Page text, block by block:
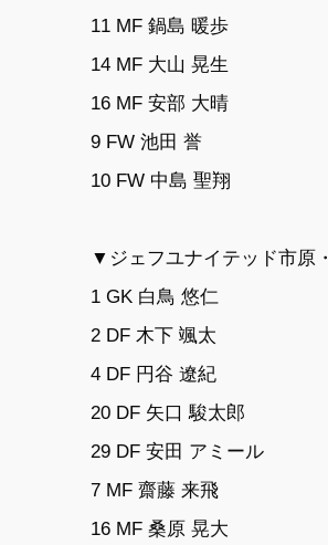
11 MF 鍋島 暖歩
14 MF 大山 晃生
16 MF 安部 大晴
9 FW 池田 誉
10 FW 中島 聖翔
▼ジェフユナイテッド市原
1 GK 白鳥 悠仁
2 DF 木下 颯太
4 DF 円谷 遼紀
20 DF 矢口 駿太郎
29 DF 安田 アミール
7 MF 齋藤 来飛
16 MF 桑原 晃大